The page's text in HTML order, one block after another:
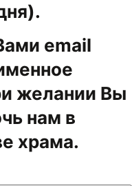
email
желании Вы
нам в
храма.